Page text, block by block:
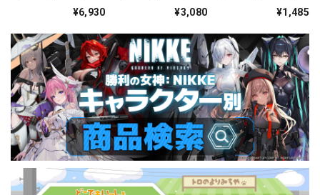
シーズンアート¥6,930 ¥3,080
グナイフ(ブラッド
¥1,485